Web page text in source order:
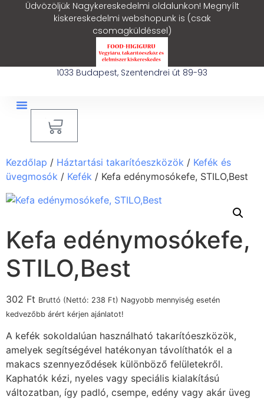
Üdvözöljük Nagykereskedelmi oldalunkon! Megnyílt
kiskereskedelmi webshopunk is (csak
csomagküldéssel)
1033 Budapest, Szentendrei út 89-93
Kezdőlap / Háztartási takarítóeszközök / Kefék és
üvegmosók / Kefék / Kefa edénymosókefe, STILO,Best
Kefa edénymosókefe,
STILO,Best
302 Ft Bruttó (Nettó: 238 Ft) Nagyobb mennyiség esetén
kedvezőbb árért kérjen ajánlatot!
A kefék sokoldalúan használható takarítóeszközök,
amelyek segítségével hatékonyan távolíthatók el a
makacs szennyeződések különböző felületekről.
Kaphatók kézi, nyeles vagy speciális kialakítású
változatban, így padló, csempe, edény vagy akár üveg